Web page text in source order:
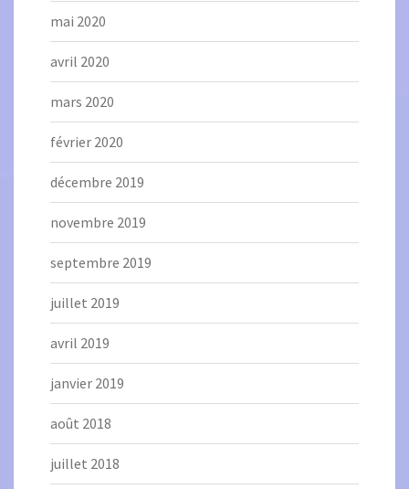
mai 2020
avril 2020
mars 2020
février 2020
décembre 2019
novembre 2019
septembre 2019
juillet 2019
avril 2019
janvier 2019
août 2018
juillet 2018